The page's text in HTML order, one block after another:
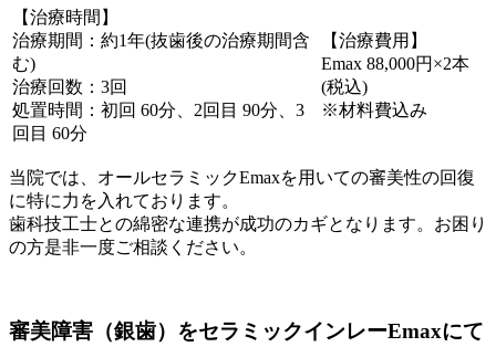
【治療時間】
治療期間：約1年(抜歯後の治療期間含
む)
治療回数：3回
処置時間：初回 60分、2回目 90分、3
回目 60分
【治療費用】
Emax 88,000円×2本
(税込)
※材料費込み
当院では、オールセラミックEmaxを用いての審美性の回復
に特に力を入れております。
歯科技工士との綿密な連携が成功のカギとなります。お困り
の方是非一度ご相談ください。
審美障害（銀歯）をセラミックインレーEmaxにて